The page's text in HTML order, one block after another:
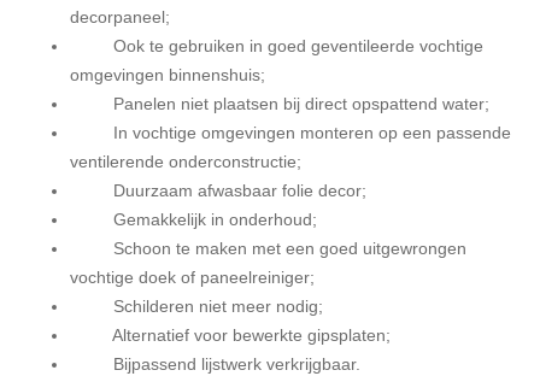
decorpaneel;
Ook te gebruiken in goed geventileerde vochtige
omgevingen binnenshuis;
Panelen niet plaatsen bij direct opspattend water;
In vochtige omgevingen monteren op een passende
ventilerende onderconstructie;
Duurzaam afwasbaar folie decor;
Gemakkelijk in onderhoud;
Schoon te maken met een goed uitgewrongen
vochtige doek of paneelreiniger;
Schilderen niet meer nodig;
Alternatief voor bewerkte gipsplaten;
Bijpassend lijstwerk verkrijgbaar.